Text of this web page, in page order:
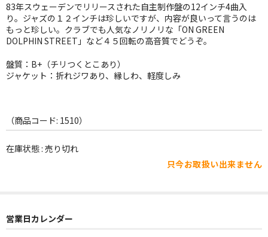
JAZZ-VOCAL
J-POP
ROCK
WORLD
その他
Webのみ no.1
83年スウェーデンでリリースされた自主制作盤の12インチ4曲入
り。ジャズの１２インチは珍しいですが、内容が良いって言うのは
もっと珍しい。クラブでも人気なノリノリな「ON GREEN
DOLPHIN STREET」など４５回転の高音質でどうぞ。
盤質：B+（チリつくとこあり）
ジャケット：折れジワあり、縁しわ、軽度しみ
（商品コード: 1510）
在庫状態 : 売り切れ
只今お取扱い出来ません
営業日カレンダー